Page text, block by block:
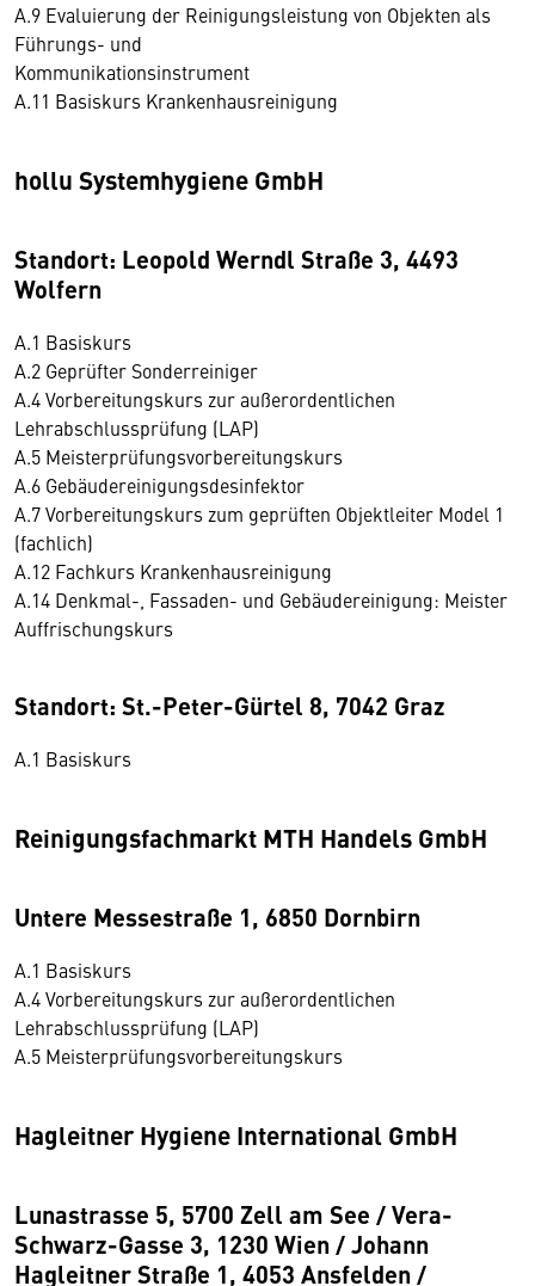
A.9 Evaluierung der Reinigungsleistung von Objekten als
Führungs- und
Kommunikationsinstrument
A.11 Basiskurs Krankenhausreinigung
hollu Systemhygiene GmbH
Standort: Leopold Werndl Straße 3, 4493
Wolfern
A.1 Basiskurs
A.2 Geprüfter Sonderreiniger
A.4 Vorbereitungskurs zur außerordentlichen
Lehrabschlussprüfung (LAP)
A.5 Meisterprüfungsvorbereitungskurs
A.6 Gebäudereinigungsdesinfektor
A.7 Vorbereitungskurs zum geprüften Objektleiter Model 1
(fachlich)
A.12 Fachkurs Krankenhausreinigung
A.14 Denkmal-, Fassaden- und Gebäudereinigung: Meister
Auffrischungskurs
Standort: St.-Peter-Gürtel 8, 7042 Graz
A.1 Basiskurs
Reinigungsfachmarkt MTH Handels GmbH
Untere Messestraße 1, 6850 Dornbirn
A.1 Basiskurs
A.4 Vorbereitungskurs zur außerordentlichen
Lehrabschlussprüfung (LAP)
A.5 Meisterprüfungsvorbereitungskurs
Hagleitner Hygiene International GmbH
Lunastrasse 5, 5700 Zell am See / Vera-
Schwarz-Gasse 3, 1230 Wien / Johann
Hagleitner Straße 1, 4053 Ansfelden /